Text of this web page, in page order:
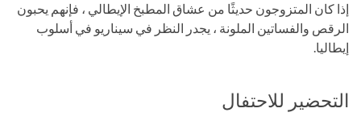
إذا كان المتزوجون حديثًا من عشاق المطبخ الإيطالي ، فإنهم يحبون
الرقص والفساتين الملونة ، يجدر النظر في سيناريو في أسلوب
إيطاليا.
التحضير للاحتفال